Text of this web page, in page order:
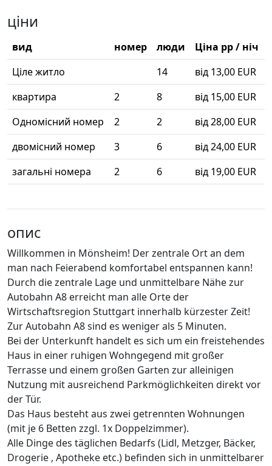
ціни
вид номер люди
Ціна pp / ніч
Ціле житло
14
від 13,00 EUR
квартира
2 8
від 15,00 EUR
Одномісний номер
2 2
від 28,00 EUR
двомісний номер
3 6
від 24,00 EUR
загальні номера
2 6 від 19,00 EUR
опис
Willkommen in Mönsheim! Der zentrale Ort an dem
man nach Feierabend komfortabel entspannen kann!
Durch die zentrale Lage und unmittelbare Nähe zur
Autobahn A8 erreicht man alle Orte der
Wirtschaftsregion Stuttgart innerhalb kürzester Zeit!
Zur Autobahn A8 sind es weniger als 5 Minuten.
Bei der Unterkunft handelt es sich um ein freistehendes
Haus in einer ruhigen Wohngegend mit großer
Terrasse und einem großen Garten zur alleinigen
Nutzung mit ausreichend Parkmöglichkeiten direkt vor
der Tür.
Das Haus besteht aus zwei getrennten Wohnungen
(mit je 6 Betten zzgl. 1x Doppelzimmer).
Alle Dinge des täglichen Bedarfs (Lidl, Metzger, Bäcker,
Drogerie , Apotheke etc.) befinden sich in unmittelbarer